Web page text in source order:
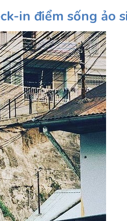
in điểm sống ảo